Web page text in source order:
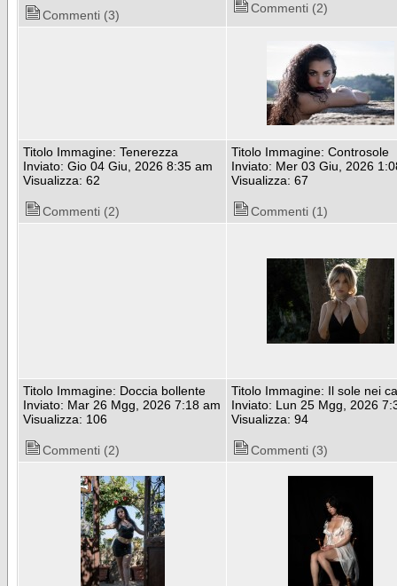
Commenti (3) Commenti (2)
Titolo Immagine: Tenerezza
Inviato: Gio 04 Giu, 2026 8:35 am
Visualizza: 62
Commenti (2)
Titolo Immagine: Controsole
Inviato: Mer 03 Giu, 2026
Visualizza: 67
Commenti (1)
Titolo Immagine: Doccia bollente
Inviato: Mar 26 Mgg, 2026 7:18 am
Visualizza: 106
Commenti (2)
Titolo Immagine: Il sole nei
Inviato: Lun 25 Mgg, 2026
Visualizza: 94
Commenti (3)